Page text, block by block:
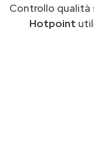
Controllo
Hotpoint